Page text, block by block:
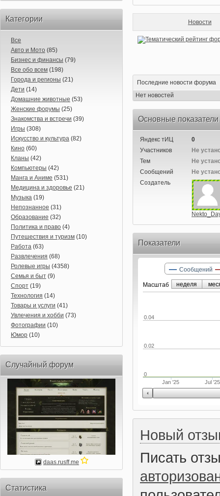
Категории
Все
Авто и Мото (85)
Бизнес и финансы (79)
Все обо всем (198)
Города и регионы (21)
Дети (14)
Домашние животные (53)
Женские форумы (25)
Знакомства и встречи (39)
Игры (308)
Искусство и культура (82)
Кино (60)
Кланы (42)
Компьютеры (42)
Манга и Аниме (531)
Медицина и здоровье (21)
Музыка (19)
Непознанное (31)
Образование (32)
Политика и право (4)
Путешествия и туризм (10)
Работа (63)
Развлечения (68)
Ролевые игры (4358)
Семья и быт (9)
Спорт (19)
Технология (14)
Товары и услуги (41)
Увлечения и хобби (73)
Фотографии (10)
Юмор (10)
Случайный форум
daas.rusff.me
Статистика
Новости
Последние новости форума
Нет новостей
Основные
Яндекс тИЦ
0
Участников
Не
Тем
Не
Сообщений
Не
Создатель
Показатели
Маcштаб
Jan '25 Jul '25
0
0.02
0.04
Сообщений
неделя
Новый
Писать